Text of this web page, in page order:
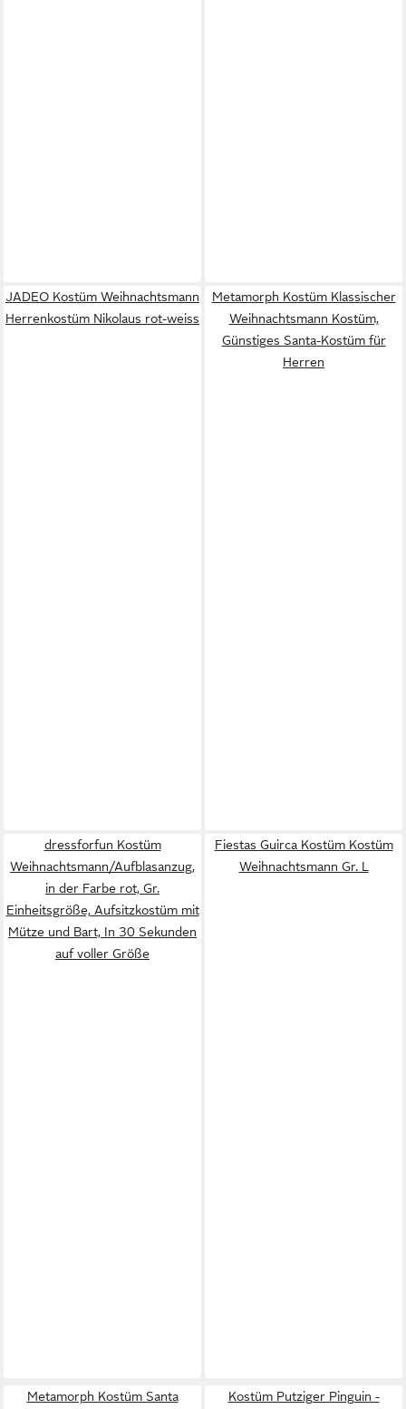
JADEO Kostüm Weihnachtsmann
Herrenkostüm Nikolaus rot-weiss
Metamorph Kostüm Klassischer
Weihnachtsmann Kostüm,
Günstiges Santa-Kostüm für
Herren
dressforfun Kostüm
Weihnachtsmann/Aufblasanzug,
in der Farbe rot, Gr.
Einheitsgröße, Aufsitzkostüm mit
Mütze und Bart, In 30 Sekunden
auf voller Größe
Fiestas Guirca Kostüm Kostüm
Weihnachtsmann Gr. L
Metamorph Kostüm Santa Kostüm Putziger Pinguin -